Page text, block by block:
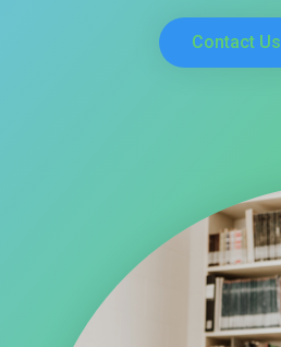
Contact Us